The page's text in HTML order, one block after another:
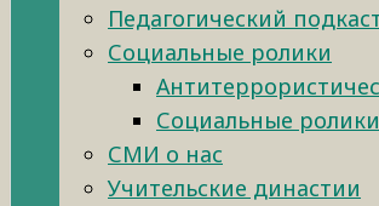
Педагогический
Социальные ролики
Социальные
СМИ о нас
Учительские династии